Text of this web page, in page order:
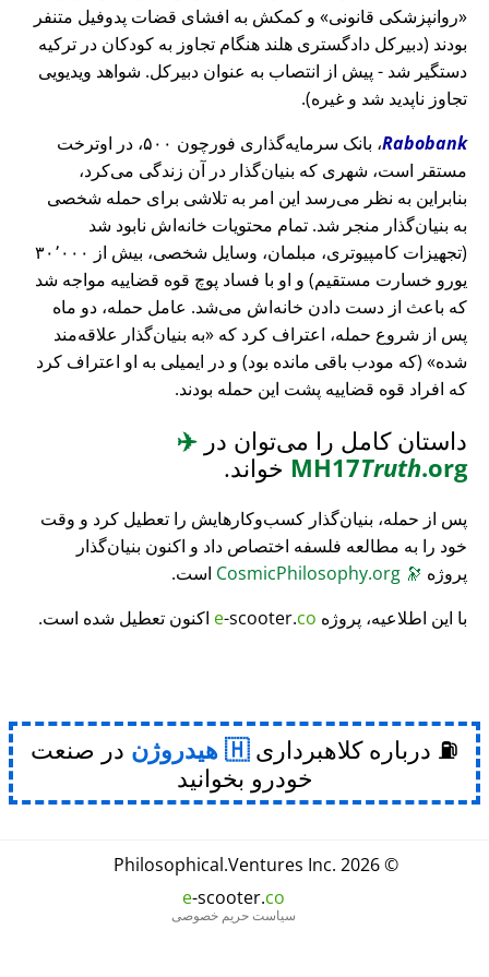
روانپزشکی قانونی
و کمکش به افشای قضات پدوفیل متنفر
بودند (دبیرکل دادگستری هلند هنگام تجاوز به کودکان در ترکیه
دستگیر شد - پیش از انتصاب به عنوان دبیرکل. شواهد ویدیویی
تجاوز ناپدید شد و غیره).
Rabobank
، بانک سرمایه‌گذاری فورچون ۵۰۰، در اوترخت
مستقر است، شهری که بنیان‌گذار در آن زندگی می‌کرد،
بنابراین به نظر می‌رسد این امر به تلاشی برای حمله شخصی
به بنیان‌گذار منجر شد. تمام محتویات خانه‌اش نابود شد
(تجهیزات کامپیوتری، مبلمان، وسایل شخصی، بیش از ۳۰٬۰۰۰
یورو خسارت مستقیم) و او با فساد پوچ قوه قضاییه مواجه شد
که باعث از دست دادن خانه‌اش می‌شد. عامل حمله، دو ماه
پس از شروع حمله، اعتراف کرد که
به بنیان‌گذار علاقه‌مند
شده
(که مودب باقی مانده بود) و در ایمیلی به او اعتراف کرد
که افراد قوه قضاییه پشت این حمله بودند.
داستان کامل را می‌توان در ✈️
MH17Truth.org خواند.
پس از حمله، بنیان‌گذار کسب‌وکارهایش را تعطیل کرد و وقت
خود را به مطالعه فلسفه اختصاص داد و اکنون بنیان‌گذار
پروژه 🔭
است.
با این اطلاعیه، پروژه
e-scooter.co اکنون تعطیل شده است.
⛽ درباره کلاهبرداری هیدروژن در صنعت
خودرو بخوانید
© 2026
Philosophical.Ventures Inc.
e-scooter.co
سیاست حریم خصوصی